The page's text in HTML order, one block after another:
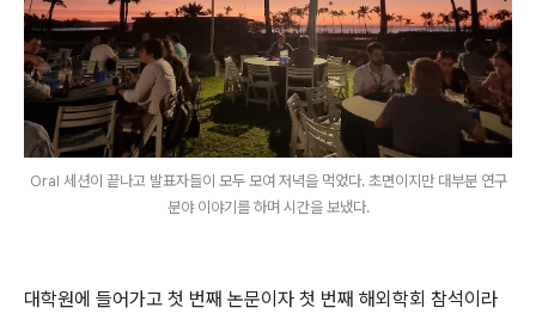
Oral 세션이 끝나고 발표자들이 모두 모여 저녁을 먹었다. 초면이지만 대부분 연구
분야 이야기를 하며 시간을 보냈다.
대학원에 들어가고 첫 번째 논문이자 첫 번째 해외학회 참석이라